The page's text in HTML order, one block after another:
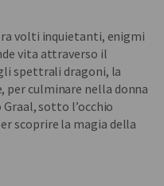
volti inquietanti, enigmi
vita attraverso il
spettrali dragoni, la
per culminare nella donna
sotto l’occhio
scoprire la magia della